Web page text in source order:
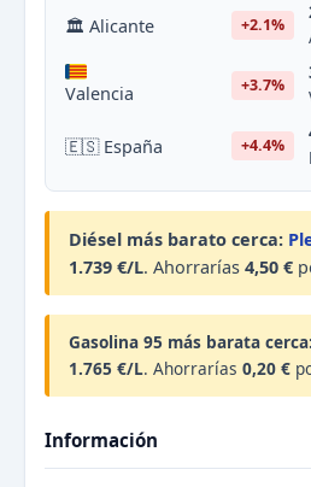
🏛 Alicante +2.1%
Valencia +3.7%
🇪🇸 España +4.4%
Diésel más barato cerca:
1.739 €/L. Ahorrarías 4,50 €
Gasolina 95 más barata cerca:
1.765 €/L. Ahorrarías 0,20 €
Información